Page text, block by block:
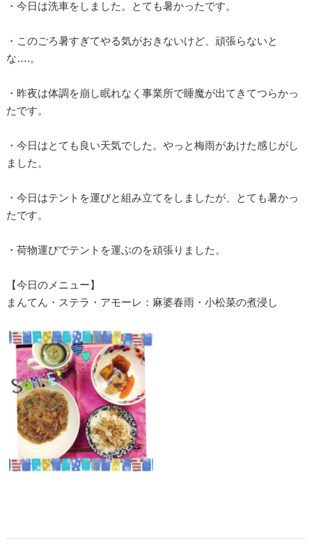
・今日は洗車をしました。とても暑かったです。
・このごろ暑すぎてやる気がおきないけど、頑張らないと
な….。
・昨夜は体調を崩し眠れなく事業所で睡魔が出てきてつらかっ
たです。
・今日はとても良い天気でした。やっと梅雨があけた感じがし
ました。
・今日はテントを運びと組み立てをしましたが、とても暑かっ
たです。
・荷物運びでテントを運ぶのを頑張りました。
【今日のメニュー】
まんてん・ステラ・アモーレ：麻婆春雨・小松菜の煮浸し